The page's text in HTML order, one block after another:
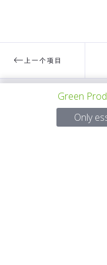
上一个项目
Green
Only